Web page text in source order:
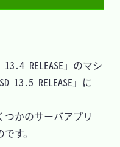
RELEASE」のマシ
13.5 RELEASE」に
かのサーバアプリ
す。